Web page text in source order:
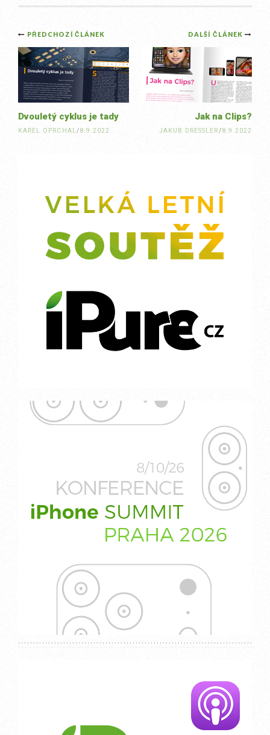
Post
navigation
DALŠÍ ČLÁNEK
Jak na Clips?
JAKUB DRESSLER/8.9.2022
PŘEDCHOZÍ ČLÁNEK
Dvouletý cyklus je tady
KAREL OPRCHAL/8.9.2022